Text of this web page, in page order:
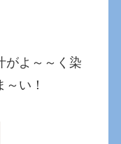
がよ～～く染
い！